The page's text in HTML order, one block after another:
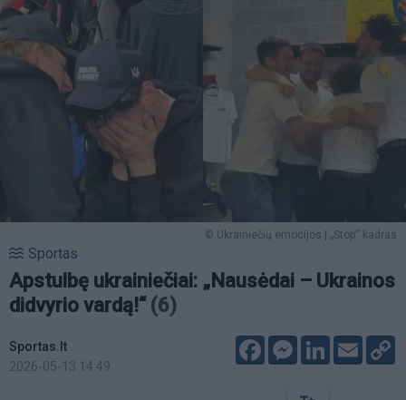
© Ukrainiečių emocijos | „Stop“ kadras
Sportas
Apstulbę ukrainiečiai: „Nausėdai – Ukrainos
didvyrio vardą!“ (6)
Sportas.lt
2026-05-13 14:49
FacebookMessenger
LinkedIn
Email